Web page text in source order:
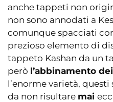
anche tappeti non
non sono annodati a
comunque spacciati
prezioso elemento di
tappeto Kashan da un
però l’abbinamento
l’enorme varietà, questi
da non risultare mai